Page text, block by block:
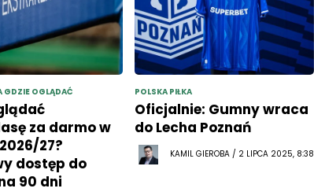
GDZIE OGLĄDAĆ
za darmo w
27?
dostęp do
90 dni
POLSKA PIŁKA
Oficjalnie: Gumny wraca
do Lecha Poznań
KAMIL GIEROBA / 2 LIPCA 2025, 8:38